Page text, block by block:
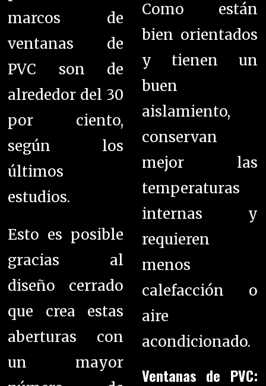
marcos de
ventanas de
PVC son de
alrededor del 30
por ciento,
según los
últimos
estudios.
Esto es posible
gracias al
diseño cerrado
que crea estas
aberturas con
un mayor
Como están
bien orientados
y tienen un
buen
aislamiento,
conservan
mejor las
temperaturas
internas y
requieren
menos
calefacción o
aire
acondicionado.
Ventanas de PVC: